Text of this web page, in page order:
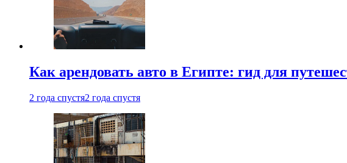
Как арендовать авто в Египте: гид для
2 года спустя2 года спустя